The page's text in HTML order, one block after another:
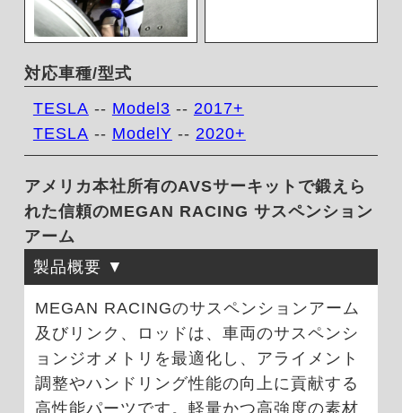
対応車種/型式
TESLA -- Model3 -- 2017+
TESLA -- ModelY -- 2020+
アメリカ本社所有のAVSサーキットで鍛えら
れた信頼のMEGAN RACING サスペンション
アーム
製品概要
MEGAN RACINGのサスペンションアーム
及びリンク、ロッドは、車両のサスペンシ
ョンジオメトリを最適化し、アライメント
調整やハンドリング性能の向上に貢献する
高性能パーツです。軽量かつ高強度の素材